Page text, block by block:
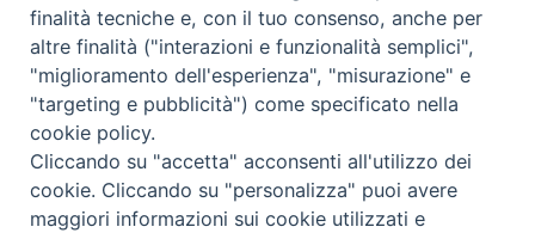
Via Beltrani, 9
76125 Trani BT
Centralino Tel. 0883 494211
Cancelleria Tel. 0883 494204
cancelleria@arcidiocesitrani.it
finalità tecniche e, con il tuo consenso, anche per
altre finalità ("interazioni e funzionalità semplici",
"miglioramento dell'esperienza", "misurazione" e
"targeting e pubblicità") come specificato nella
cookie policy.
Cliccando su "accetta" acconsenti all'utilizzo dei
cookie. Cliccando su "personalizza" puoi avere
maggiori informazioni sui cookie utilizzati e